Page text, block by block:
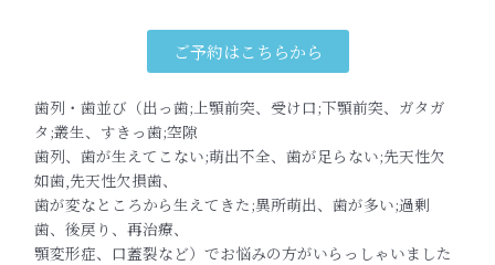
ご予約はこちらから
歯列・歯並び（出っ歯;上顎前突、受け口;下顎前突、ガタガ
タ;叢生、すきっ歯;空隙
歯列、歯が生えてこない;萌出不全、歯が足らない;先天性欠
如歯,先天性欠損歯、
歯が変なところから生えてきた;異所萌出、歯が多い;過剰
歯、後戻り、再治療、
顎変形症、口蓋裂など）でお悩みの方がいらっしゃいました